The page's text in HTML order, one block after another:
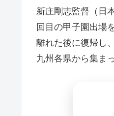
新庄剛志監督（日
回目の甲子園出場
離れた後に復帰し
九州各県から集ま